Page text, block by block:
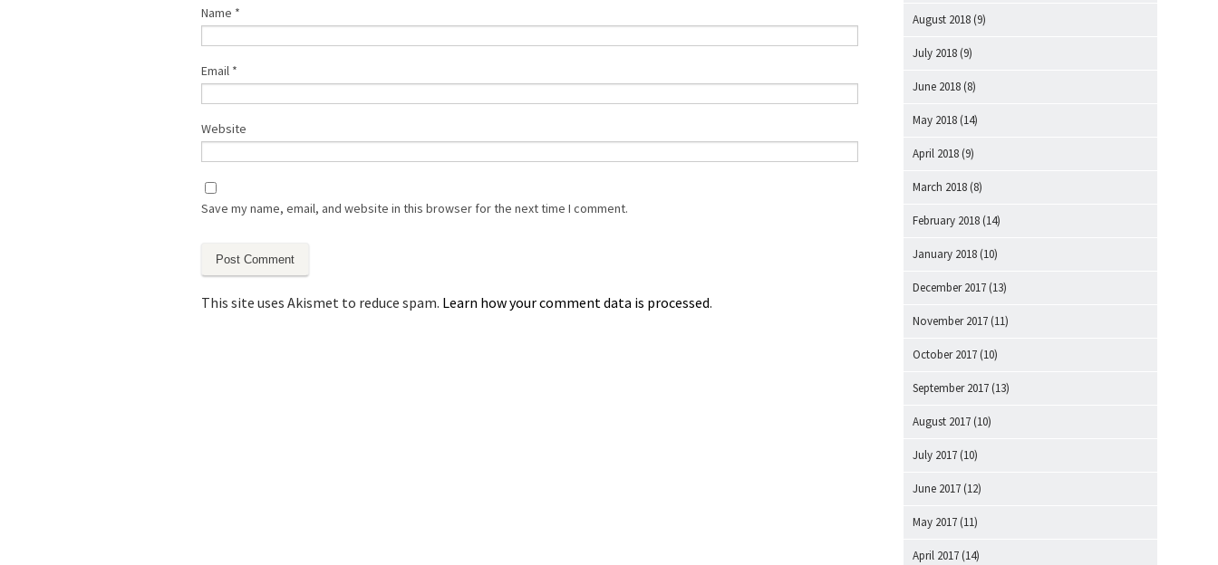
Name *
Email *
Website
Save my name, email, and website in this browser for the next time I comment.
This site uses Akismet to reduce spam. Learn how your comment data is processed.
August 2018 (9)
July 2018 (9)
June 2018 (8)
May 2018 (14)
April 2018 (9)
March 2018 (8)
February 2018 (14)
January 2018 (10)
December 2017 (13)
November 2017 (11)
October 2017 (10)
September 2017 (13)
August 2017 (10)
July 2017 (10)
June 2017 (12)
May 2017 (11)
April 2017 (14)